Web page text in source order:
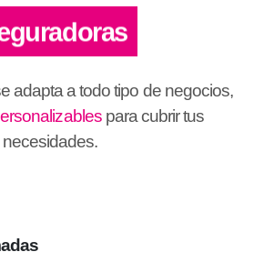
adapta a todo tipo de negocios,
para cubrir tus
necesidades.